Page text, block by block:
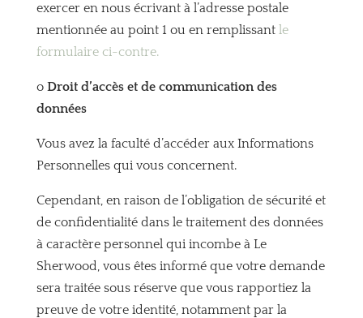
exercer en nous écrivant à l’adresse postale
mentionnée au point 1 ou en remplissantle
formulaire ci-contre.
o Droit d’accès et de communication des
données
Vous avez la faculté d’accéder aux Informations
Personnelles qui vous concernent.
Cependant, en raison de l’obligation de sécurité et
de confidentialité dans le traitement des données
à caractère personnel qui incombe à Le
Sherwood, vous êtes informé que votre demande
sera traitée sous réserve que vous rapportiez la
preuve de votre identité, notamment par la